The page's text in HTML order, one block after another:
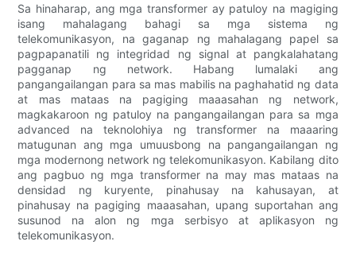
Sa hinaharap, ang mga transformer ay patuloy na magiging
isang mahalagang bahagi sa mga sistema ng
telekomunikasyon, na gaganap ng mahalagang papel sa
pagpapanatili ng integridad ng signal at pangkalahatang
pagganap ng network. Habang lumalaki ang
pangangailangan para sa mas mabilis na paghahatid ng data
at mas mataas na pagiging maaasahan ng network,
magkakaroon ng patuloy na pangangailangan para sa mga
advanced na teknolohiya ng transformer na maaaring
matugunan ang mga umuusbong na pangangailangan ng
mga modernong network ng telekomunikasyon. Kabilang dito
ang pagbuo ng mga transformer na may mas mataas na
densidad ng kuryente, pinahusay na kahusayan, at
pinahusay na pagiging maaasahan, upang suportahan ang
susunod na alon ng mga serbisyo at aplikasyon ng
telekomunikasyon.